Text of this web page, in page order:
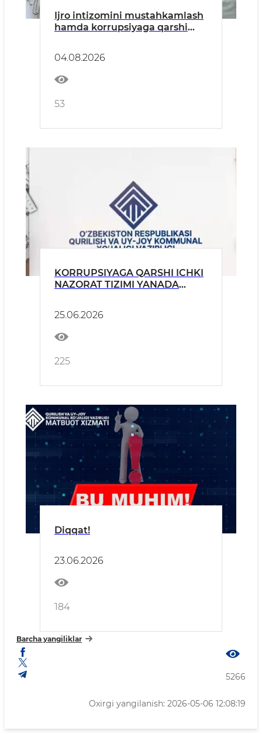
Ijro intizomini mustahkamlash
hamda korrupsiyaga qarshi
oʻtdi
04.08.2026
53
KORRUPSIYAGA QARSHI ICHKI
NAZORAT TIZIMI YANADA
25.06.2026
225
Diqqat!
23.06.2026
184
Barcha yangiliklar
5266
Oxirgi yangilanish: 2026-05-06 12:08:19